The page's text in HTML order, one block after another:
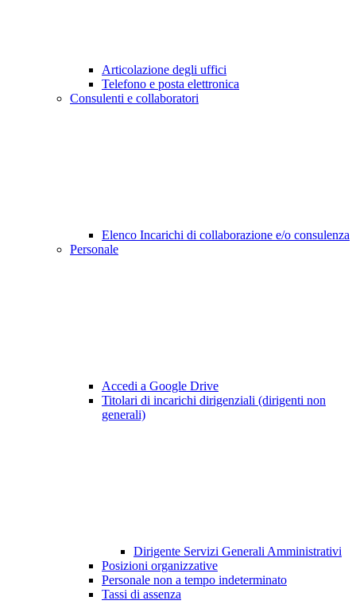
Articolazione degli uffici
Telefono e posta elettronica
Consulenti e collaboratori
Elenco Incarichi di collaborazione e/o consulenza
Personale
Accedi a Google Drive
Titolari di incarichi dirigenziali (dirigenti non
generali)
Dirigente Servizi Generali Amministrativi
Posizioni organizzative
Personale non a tempo indeterminato
Tassi di assenza